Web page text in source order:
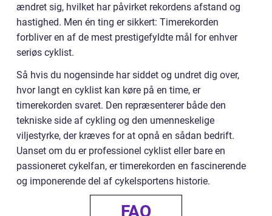
ændret sig, hvilket har påvirket rekordens afstand og
hastighed. Men én ting er sikkert: Timerekorden
forbliver en af de mest prestigefyldte mål for enhver
seriøs cyklist.
Så hvis du nogensinde har siddet og undret dig over,
hvor langt en cyklist kan køre på en time, er
timerekorden svaret. Den repræsenterer både den
tekniske side af cykling og den umenneskelige
viljestyrke, der kræves for at opnå en sådan bedrift.
Uanset om du er professionel cyklist eller bare en
passioneret cykelfan, er timerekorden en fascinerende
og imponerende del af cykelsportens historie.
FAQ